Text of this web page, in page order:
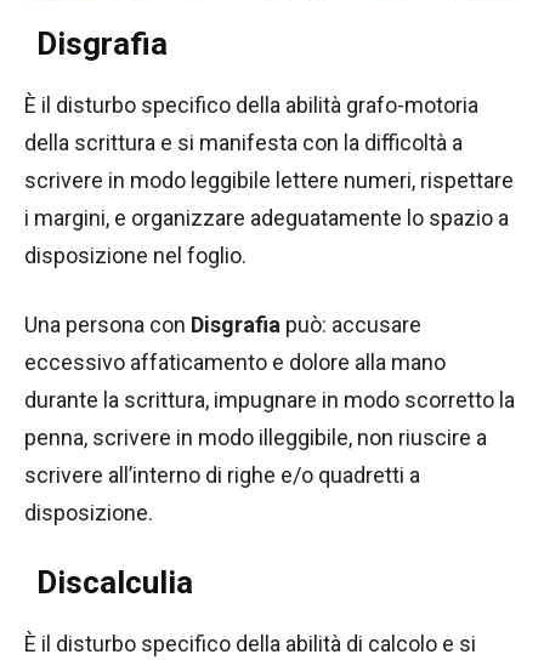
Disgrafia
È il disturbo specifico della abilità grafo-motoria
della scrittura e si manifesta con la difficoltà a
scrivere in modo leggibile lettere numeri, rispettare
i margini, e organizzare adeguatamente lo spazio a
disposizione nel foglio.
Una persona con Disgrafia può: accusare
eccessivo affaticamento e dolore alla mano
durante la scrittura, impugnare in modo scorretto la
penna, scrivere in modo illeggibile, non riuscire a
scrivere all’interno di righe e/o quadretti a
disposizione.
Discalculia
È il disturbo specifico della abilità di calcolo e si